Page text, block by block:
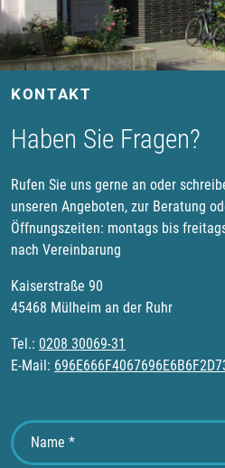
KONTAKT
Haben Sie Fragen?
Rufen Sie uns gerne an oder
unseren Angeboten, zur Beratung
Öffnungszeiten: montags bis
nach Vereinbarung
Kaiserstraße 90
45468 Mülheim an der Ruhr
Tel.: 0208 30069-31
E-Mail: